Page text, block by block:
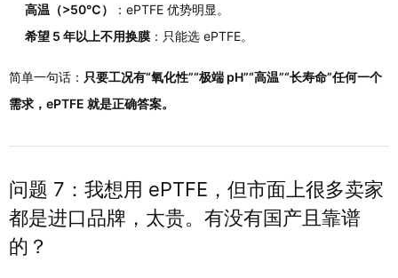
高温（>50℃）
：ePTFE 优势明显。
希望 5 年以上不用换膜 ：只能选 ePTFE。
简单一句话： 只要工况有“氧化性”“极端 pH”“高温”“长寿命”任何一个
需求，ePTFE 就是正确答案。
问题 7：我想用 ePTFE，但市面上很多卖家
都是进口品牌，太贵。有没有国产且靠谱
的？